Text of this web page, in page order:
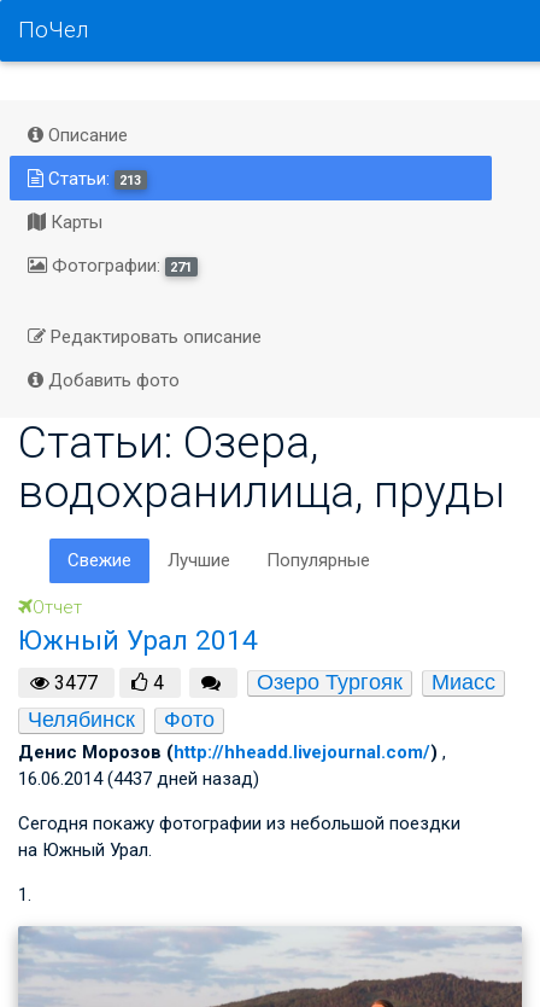
ПоЧел
Описание
Статьи:
213
Карты
Фотографии:
271
Редактировать описание
Добавить фото
Статьи: Озера,
водохранилища, пруды
Свежие Лучшие Популярные
Отчет
Южный Урал 2014
3477 4 Озеро Тургояк
Миасс
Челябинск
Фото
Денис Морозов (http://hheadd.livejournal.com/) ,
16.06.2014 (4437 дней назад)
Сегодня покажу фотографии из небольшой поездки
на Южный Урал.
1.